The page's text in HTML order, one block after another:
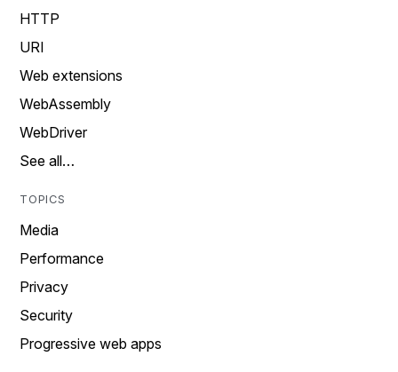
HTTP
URI
Web extensions
WebAssembly
WebDriver
See all…
TOPICS
Media
Performance
Privacy
Security
Progressive web apps